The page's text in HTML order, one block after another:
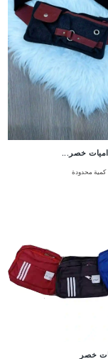
خصر...
كمية محدودة
خصر